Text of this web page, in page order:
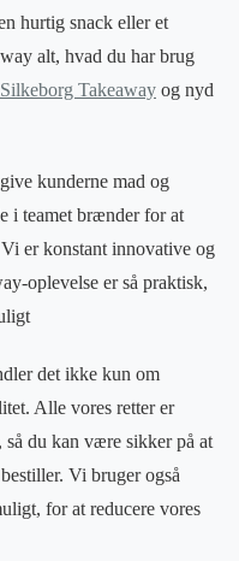
hurtig snack eller et
alt, hvad du har brug
Silkeborg Takeaway og nyd
kunderne mad og
i teamet brænder for at
er konstant innovative og
oplevelse er så praktisk,
det ikke kun om
Alle vores retter er
så du kan være sikker på at
Vi bruger også
for at reducere vores